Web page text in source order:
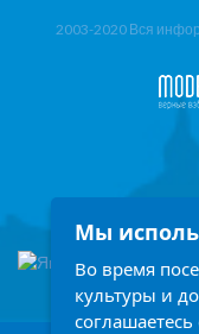
2003-2020 Вся
Мы
Во время
культуры и